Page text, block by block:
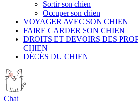
Sortir son chien
Occuper son chien
VOYAGER AVEC SON CHIEN
FAIRE GARDER SON CHIEN
DROITS ET DEVOIRS DES
CHIEN
DÉCÈS DU CHIEN
Chat